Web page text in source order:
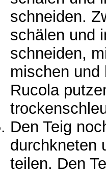
schneiden.
schälen und
schneiden,
mischen
Rucola
Den Teig
durchkneten
teilen. Den